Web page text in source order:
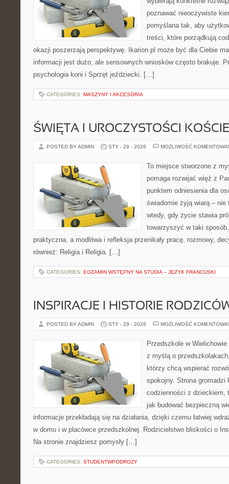
poznawać nieoczywiste
pomyślana tak, aby
treści, które porządkują
okazji poszerzają perspektywę. Ikarion.pl może być dla Ciebie
informacji jest dużo, ale sensownych wniosków często brakuje.
psychologia koni i Sprzęt jeździecki. […]
CATEGORIES: MASZYNY I AKCESORIA
ŚWIĘTA I UROCZYSTOŚCI
POSTED BY ADMIN STY - 29 - 2026 MOŻLIWOŚĆ
To miejsce stworzone z
pomaga rozwijać więź z
punktem odniesienia dla
świadomie żyją wiarą –
wtedy, gdy życie stawia
towarzyszyć w taki
praktyczna, a modlitwa i refleksja przenikały pracę, rozmowy,
również: Religia i Religia. […]
CATEGORIES: EGZAMIN WSTĘPNY NA STUDIA – JĘZYK FRANCUSKI
INSPIRACJE I HISTORIE
POSTED BY ADMIN STY - 29 - 2026 MOŻLIWOŚĆ
Przedszkole w
z myślą o
którzy chcą wspierać
spokojny. Strona gromadzi
codzienności z dzieckiem,
jak budować bezpieczną
informacje przekładają się na działania, dzięki czemu łatwiej
w domu i w placówce przedszkolnej. Rodzicielstwo bliskości o
Na stronie znajdziesz pomysły […]
CATEGORIES: STUDENTWPODROZY